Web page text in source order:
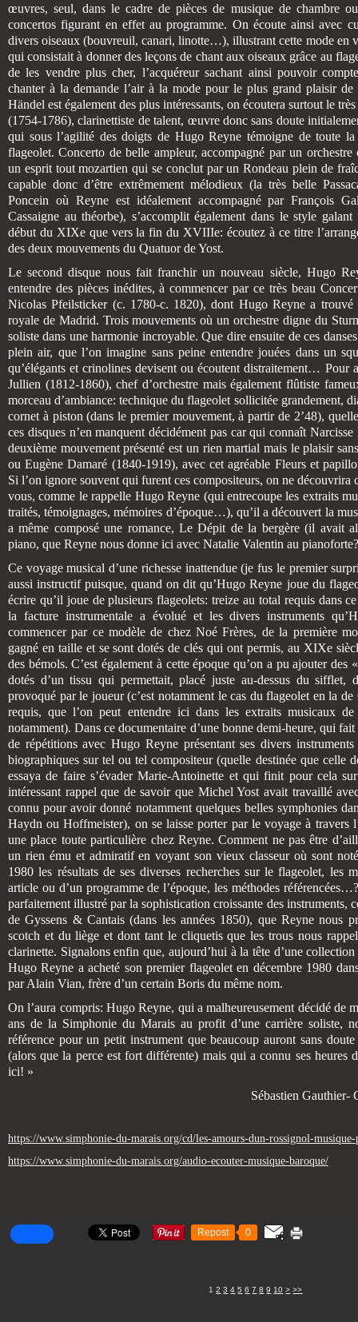
œuvres, seul, dans le cadre de pièces de musique de chambre
concertos figurant en effet au programme. On écoute ainsi avec
divers oiseaux (bouvreuil, canari, linotte…), illustrant cette mode en
qui consistait à donner des leçons de chant aux oiseaux grâce au
de les vendre plus cher, l’acquéreur sachant ainsi pouvoir
chanter à la demande l’air à la mode pour le plus grand plaisir
Händel est également des plus intéressants, on écoutera surtout le
(1754-1786), clarinettiste de talent, œuvre donc sans doute
qui sous l’agilité des doigts de Hugo Reyne témoigne de toute
flageolet. Concerto de belle ampleur, accompagné par un
un esprit tout mozartien qui se conclut par un Rondeau plein de
capable donc d’être extrêmement mélodieux (la très belle
Poncein où Reyne est idéalement accompagné par François
Cassaigne au théorbe), s’accomplit également dans le style
début du XIXe que vers la fin du XVIIIe: écoutez à ce titre
des deux mouvements du Quatuor de Yost.
Le second disque nous fait franchir un nouveau siècle, Hugo
entendre des pièces inédites, à commencer par ce très beau
Nicolas Pfeilsticker (c. 1780-c. 1820), dont Hugo Reyne a
royale de Madrid. Trois mouvements où un orchestre digne du
soliste dans une harmonie incroyable. Que dire ensuite de ces
plein air, que l’on imagine sans peine entendre jouées dans un
qu’élégants et crinolines devisent ou écoutent distraitement… Pour
Jullien (1812-1860), chef d’orchestre mais également flûtiste
morceau d’ambiance: technique du flageolet sollicitée grandement,
cornet à piston (dans le premier mouvement, à partir de 2’48),
ces disques n’en manquent décidément pas car qui connaît
deuxième mouvement présenté est un rien martial mais le plaisir
ou Eugène Damaré (1840-1919), avec cet agréable Fleurs et
Si l’on ignore souvent qui furent ces compositeurs, on ne découvrira
vous, comme le rappelle Hugo Reyne (qui entrecoupe les extraits
traités, témoignages, mémoires d’époque…), qu’il a découvert la
a même composé une romance, Le Dépit de la bergère (il avait
piano, que Reyne nous donne ici avec Natalie Valentin au pianoforte?
Ce voyage musical d’une richesse inattendue (je fus le premier
aussi instructif puisque, quand on dit qu’Hugo Reyne joue du
écrire qu’il joue de plusieurs flageolets: treize au total requis dans
la facture instrumentale a évolué et les divers instruments
commencer par ce modèle de chez Noé Frères, de la première
gagné en taille et se sont dotés de clés qui ont permis, au XIXe
des bémols. C’est également à cette époque qu’on a pu ajouter des
dotés d’un tissu qui permettait, placé juste au-dessus du sifflet,
provoqué par le joueur (c’est notamment le cas du flageolet en la
requis, que l’on peut entendre ici dans les extraits musicaux
notamment). Dans ce documentaire d’une bonne demi-heure, qui
de répétitions avec Hugo Reyne présentant ses divers
biographiques sur tel ou tel compositeur (quelle destinée que celle
essaya de faire s’évader Marie-Antoinette et qui finit pour cela
intéressant rappel que de savoir que Michel Yost avait travaillé
connu pour avoir donné notamment quelques belles symphonies
Haydn ou Hoffmeister), on se laisse porter par le voyage à travers
une place toute particulière chez Reyne. Comment ne pas être
un rien ému et admiratif en voyant son vieux classeur où sont
1980 les résultats de ses diverses recherches sur le flageolet, les
article ou d’un programme de l’époque, les méthodes
parfaitement illustré par la sophistication croissante des instruments,
de Gyssens & Cantais (dans les années 1850), que Reyne nous
scotch et du liège et dont tant le cliquetis que les trous nous
clarinette. Signalons enfin que, aujourd’hui à la tête d’une
Hugo Reyne a acheté son premier flageolet en décembre 1980
par Alain Vian, frère d’un certain Boris du même nom.
On l’aura compris: Hugo Reyne, qui a malheureusement décidé de
ans de la Simphonie du Marais au profit d’une carrière soliste,
référence pour un petit instrument que beaucoup auront sans
(alors que la perce est fort différente) mais qui a connu ses heures
ici! »
Sébastien Gauthier-
https://www.simphonie-du-marais.org/cd/les-amours-dun-rossignol-
https://www.simphonie-du-marais.org/audio-ecouter-musique-baroque/
Repost 0
1 2 3 4 5 6 7 8 9 10 20
30
40
50
> >>